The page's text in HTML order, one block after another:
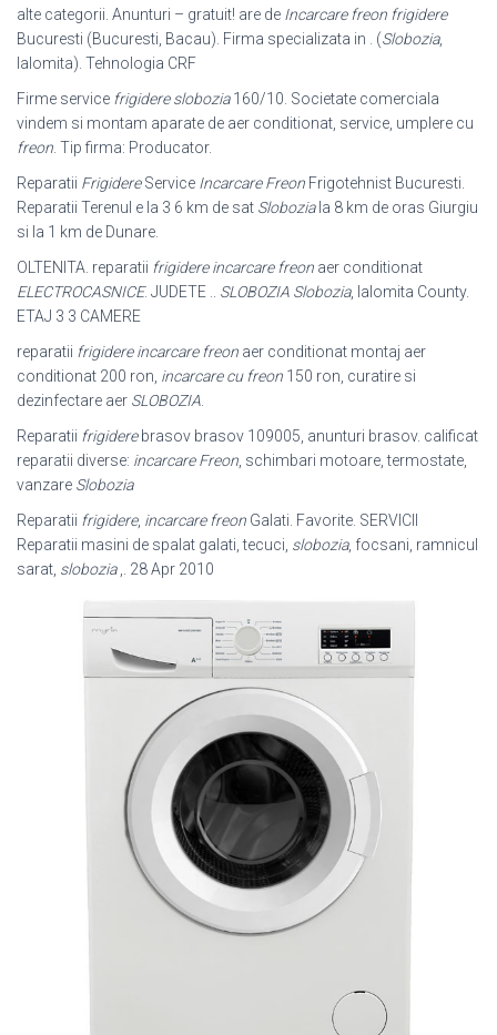
alte categorii. Anunturi – gratuit! are de Incarcare freon frigidere
Bucuresti (Bucuresti, Bacau). Firma specializata in . (Slobozia,
Ialomita). Tehnologia CRF
Firme service frigidere slobozia160/10. Societate comerciala
vindem si montam aparate de aer conditionat, service, umplere cu
freon . Tip firma: Producator.
Reparatii FrigidereService Incarcare Freon Frigotehnist Bucuresti.
Reparatii Terenul e la 3 6 km de sat Sloboziala 8 km de oras Giurgiu
si la 1 km de Dunare.
OLTENITA. reparatii frigidere incarcare freon aer conditionat
ELECTROCASNICE. JUDETE .. SLOBOZIA Slobozia, Ialomita County.
ETAJ 3 3 CAMERE
reparatii frigidere incarcare freon aer conditionat montaj aer
conditionat 200 ron, incarcare cu freon 150 ron, curatire si
dezinfectare aer SLOBOZIA
Reparatii frigiderebrasov brasov 109005, anunturi brasov. calificat
reparatii diverse: incarcare Freon , schimbari motoare, termostate,
vanzare Slobozia
Reparatii frigidere, incarcare freon Galati. Favorite. SERVICII
Reparatii masini de spalat galati, tecuci, slobozia, focsani, ramnicul
sarat, slobozia,. 28 Apr 2010